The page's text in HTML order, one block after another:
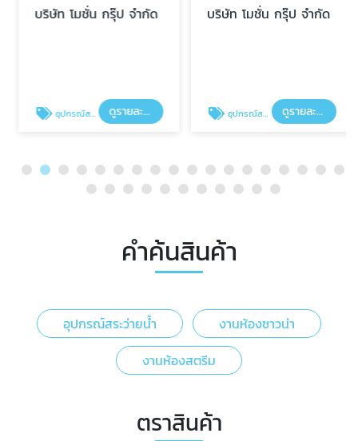
บริษัท โมชั่น กรุ๊ป จำกัด
อุปกรณ์สระว่ายน้ำ ดูรายละเอียด
บริษัท โมชั่น กรุ๊ป จำกัด
อุปกรณ์สระว่ายน้ำ ดูรายละเอียด
คำค้นสินค้า
อุปกรณ์สระว่ายน้ำ
งานห้องซาวน่า
งานห้องสตรีม
ตราสินค้า